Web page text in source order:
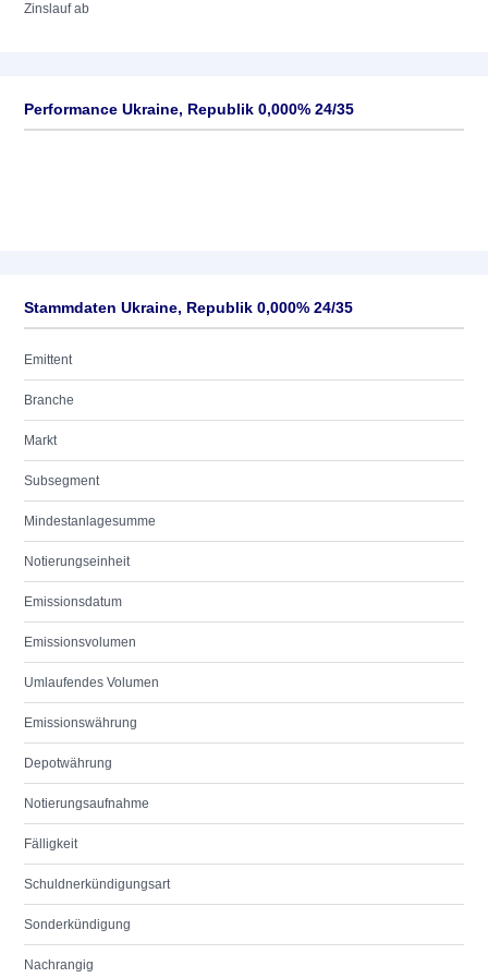
Zinslauf ab
Performance Ukraine, Republik 0,000% 24/35
Stammdaten Ukraine, Republik 0,000% 24/35
Emittent
Branche
Markt
Subsegment
Mindestanlagesumme
Notierungseinheit
Emissionsdatum
Emissionsvolumen
Umlaufendes Volumen
Emissionswährung
Depotwährung
Notierungsaufnahme
Fälligkeit
Schuldnerkündigungsart
Sonderkündigung
Nachrangig